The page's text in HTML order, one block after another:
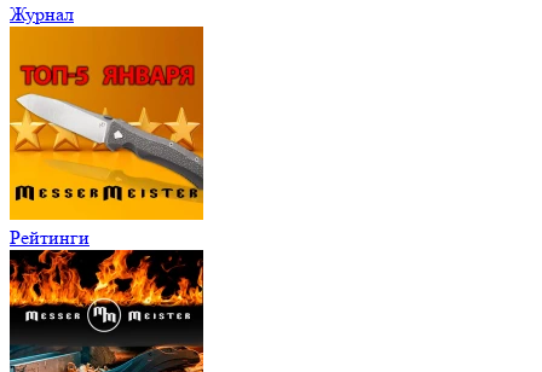
Журнал
Рейтинги